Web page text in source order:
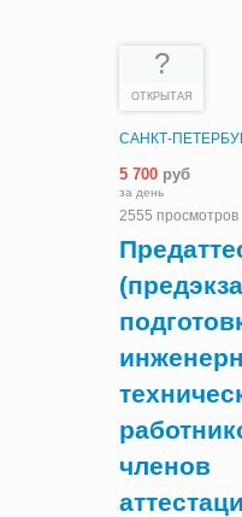
?
ОТКРЫТАЯ
САНКТ-
5 700 руб
за день
2555 просмотров
членов